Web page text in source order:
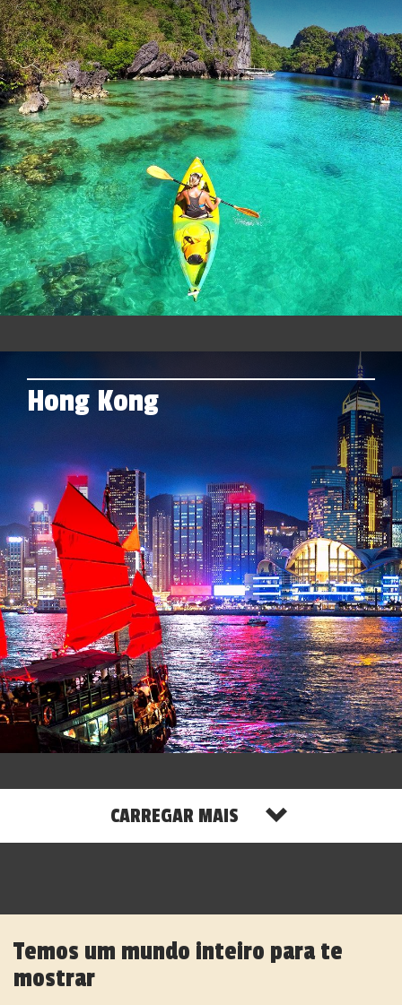
Hong Kong
CARREGAR MAIS
Temos um mundo inteiro para te
mostrar